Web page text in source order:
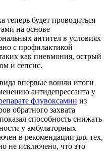
теперь будет проводиться
на основе
антител в условиях
с профилактикой
как пневмония, острый
и сепсис.
впервые вошли итоги
антидепрессанта у
флувоксамин из
обратного захвата
способность снижать
у амбулаторных
в рекомендации для тех,
не исключено, что это